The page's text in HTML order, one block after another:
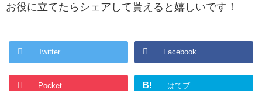
お役に立てたらシェアして貰えると嬉しいです！
Twitter Facebook
Pocket B! はてブ